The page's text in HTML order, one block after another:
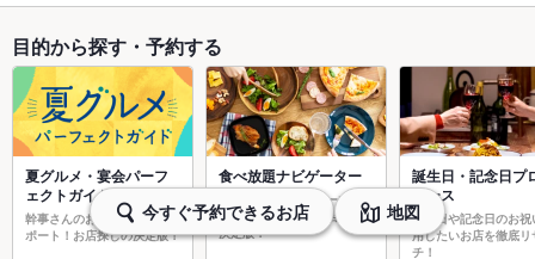
目的から探す・予約する
夏グルメ・宴会パーフ
ェクトガイド
幹事さんのお店探しを強力サ
ポート！お店探しの決定版！
食べ放題ナビゲーター
焼肉食べ放題やスイーツ食べ
放題など食べ放題お店探しの
決定版！
誕生日・記念日プ
ュース
誕生日や記念日のお祝
用したいお店を徹底リ
チ！
今すぐ予約できるお店 地図